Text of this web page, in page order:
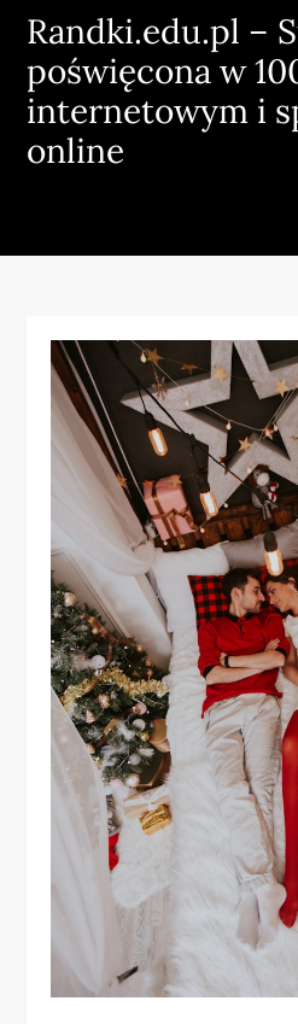
Skip
content
Randki.edu.pl –
poświęcona w
internetowym i
online